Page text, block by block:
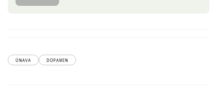
ÚNAVA DOPAMIN